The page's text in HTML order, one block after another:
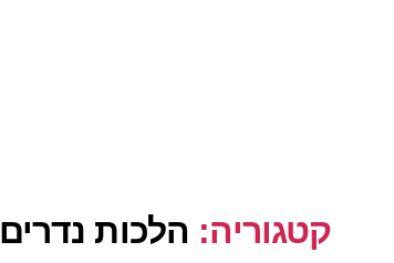
קטגוריה: הלכות נדרים